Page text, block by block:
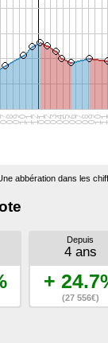
abbération dans les
Depuis
4 ans
+
(27 556€)